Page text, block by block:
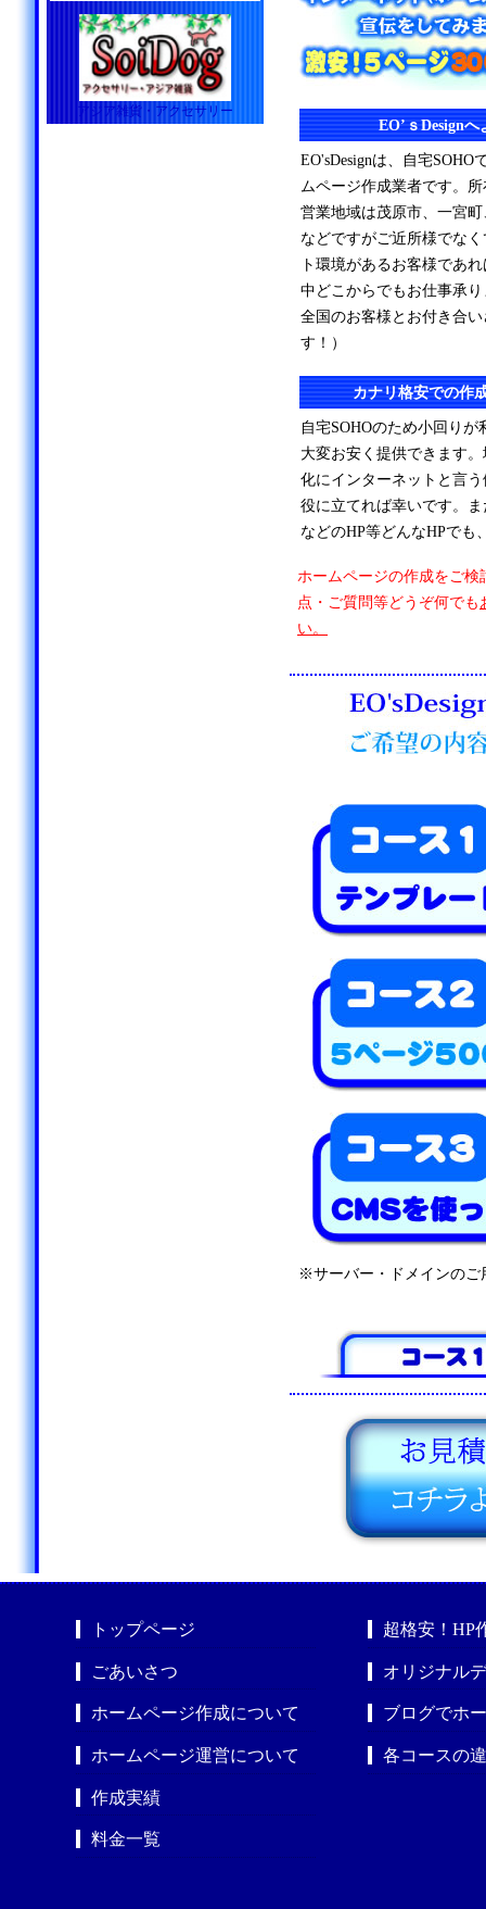
EO’ｓDesign
EO'sDesignは、自宅SOHO
ムページ作成業者です。
営業地域は茂原市、一宮
などですがご近所様でな
ト環境があるお客様であ
中どこからでもお仕事承
全国のお客様とお付き合
す！）
カナリ格安での作
自宅SOHOのため小回り
大変お安く提供できます
化にインターネットと言
役に立てれば幸いです。
などのHP等どんなHPでも
ホームページの作成をご検
点・ご質問等どうぞ何でも
い。
※サーバー・ドメインのご
アジア雑貨・アクセサリー
トップページ
ごあいさつ
ホームページ作成について
ホームページ運営について
作成実績
料金一覧
超格安！HP
オリジナル
ブログでホ
各コースの